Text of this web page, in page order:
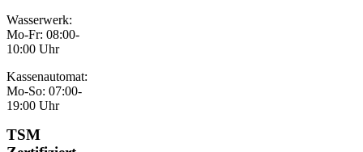
Wasserwerk:
Mo-Fr: 08:00-
10:00 Uhr
Kassenautomat:
Mo-So: 07:00-
19:00 Uhr
TSM